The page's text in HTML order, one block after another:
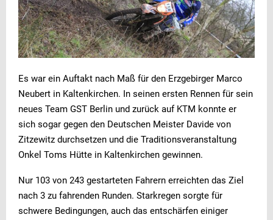
Es war ein Auftakt nach Maß für den Erzgebirger Marco
Neubert in Kaltenkirchen. In seinen ersten Rennen für sein
neues Team GST Berlin und zurück auf KTM konnte er
sich sogar gegen den Deutschen Meister Davide von
Zitzewitz durchsetzen und die Traditionsveranstaltung
Onkel Toms Hütte in Kaltenkirchen gewinnen.
Nur 103 von 243 gestarteten Fahrern erreichten das Ziel
nach 3 zu fahrenden Runden. Starkregen sorgte für
schwere Bedingungen, auch das entschärfen einiger